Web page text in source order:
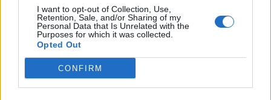
I want to opt-out of Collection, Use,
Retention, Sale, and/or Sharing of my
Personal Data that Is Unrelated with the
Purposes for which it was collected.
Opted Out
CONFIRM
Comment utiliser :Vous devez boire le mélange
pendant toute la journée. Par conséquent, cette